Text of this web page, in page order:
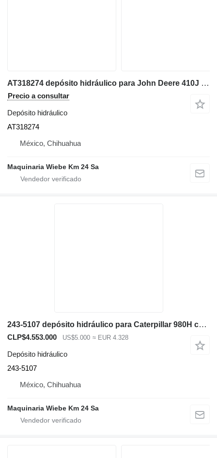
AT318274 depósito hidráulico para John Deere 410J retroexcavadora
Precio a consultar
Depósito hidráulico
AT318274
México, Chihuahua
Maquinaria Wiebe Km 24 Sa
243-5107 depósito hidráulico para Caterpillar 980H cargadora de ruedas
CLP$4.553.000 US$5.000 ≈ EUR 4.328
Depósito hidráulico
243-5107
México, Chihuahua
Maquinaria Wiebe Km 24 Sa